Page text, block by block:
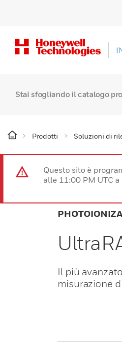
Stai sfogliando il catalogo
Prodotti Soluzioni di
Questo sito è
alle 11:00 PM UTC
Il più
misurazione